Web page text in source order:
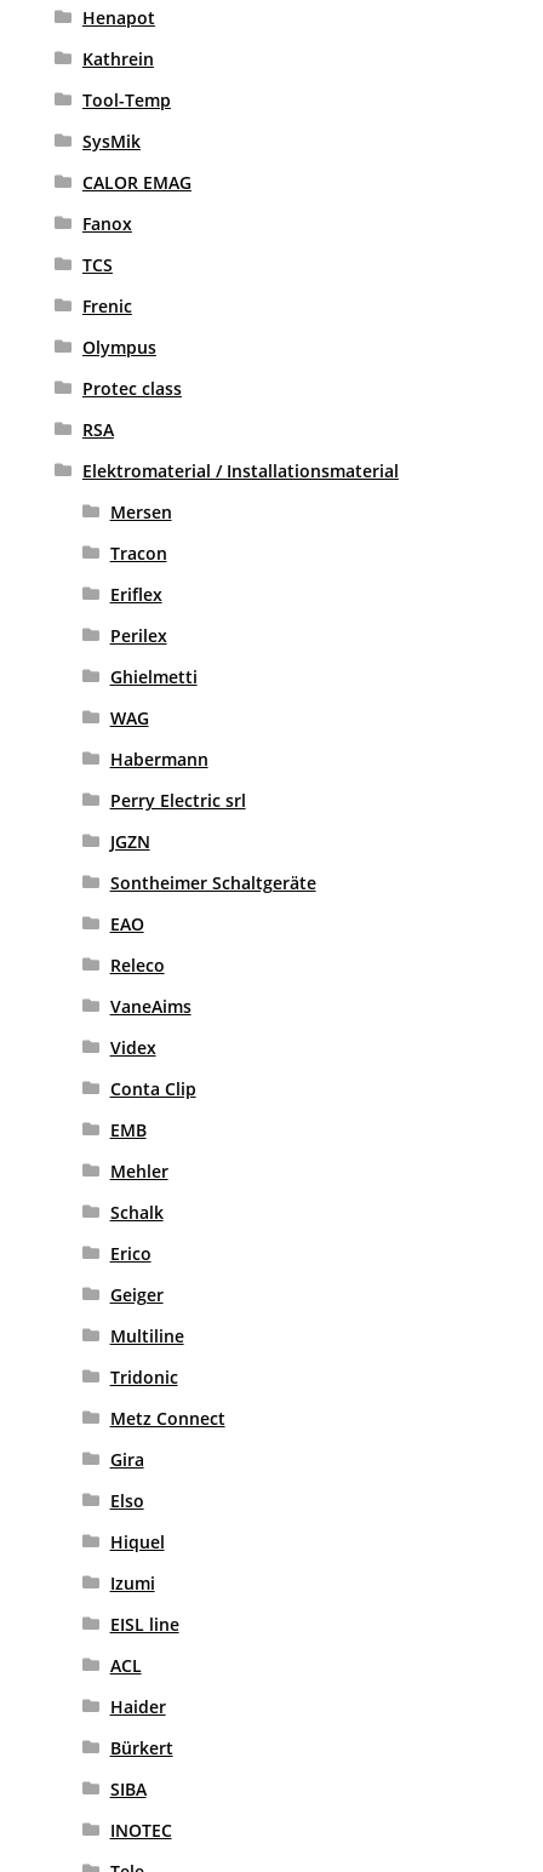
Henapot
Kathrein
Tool-Temp
SysMik
CALOR EMAG
Fanox
TCS
Frenic
Olympus
Protec class
RSA
Elektromaterial / Installationsmaterial
Mersen
Tracon
Eriflex
Perilex
Ghielmetti
WAG
Habermann
Perry Electric srl
JGZN
Sontheimer Schaltgeräte
EAO
Releco
VaneAims
Videx
Conta Clip
EMB
Mehler
Schalk
Erico
Geiger
Multiline
Tridonic
Metz Connect
Gira
Elso
Hiquel
Izumi
EISL line
ACL
Haider
Bürkert
SIBA
INOTEC